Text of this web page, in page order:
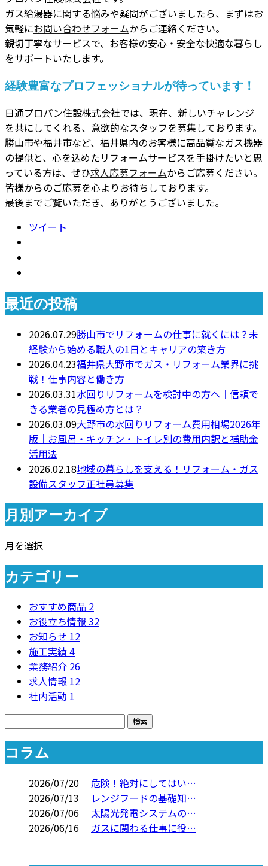
ガス給湯器に関する悩みや疑問がございましたら、まずはお
気軽にお問い合わせフォームからご連絡ください。
親切丁寧なサービスで、お客様の安心・安全な快適な暮らし
をサポートいたします。
経験豊富なプロフェッショナルが待っています！
日通プロパン住設株式会社では、現在、新しいチャレンジ
を共にしてくれる、意欲的なスタッフを募集しております。
勝山市や福井市など、福井県内のお客様に高品質なガス機器
の提供と、心を込めたリフォームサービスを手掛けたいと思
っている方は、ぜひ求人応募フォームからご応募ください。
皆様からのご応募を心よりお待ちしております。
最後までご覧いただき、ありがとうございました。
ツイート
最近の投稿
2026.07.29勝山市でリフォームの仕事に就くには？未
経験から始める職人の1日とキャリアの築き方
2026.04.23福井県大野市でガス・リフォーム業界に挑
戦！仕事内容と働き方
2026.03.31水回りリフォームを検討中の方へ｜信頼で
きる業者の見極め方とは？
2026.03.09大野市の水回りリフォーム費用相場2026年
版｜お風呂・キッチン・トイレ別の費用内訳と補助金
活用法
2026.02.18地域の暮らしを支える！リフォーム・ガス
設備スタッフ正社員募集
月別アーカイブ
月を選択
カテゴリー
おすすめ商品 2
お役立ち情報 32
お知らせ 12
施工実績4
業務紹介 26
求人情報 12
社内活動 1
コラム
2026/07/20
危険！絶対にしてはい…
2026/07/13
レンジフードの基礎知…
2026/07/06
太陽光発電システムの…
2026/06/16
ガスに関わる仕事に役…